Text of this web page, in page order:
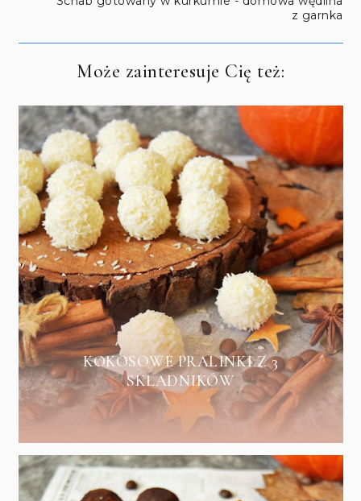
z garnka
Może zainteresuje Cię też:
KOKOSOWE PRALINKI Z 3
SKŁADNIKÓW